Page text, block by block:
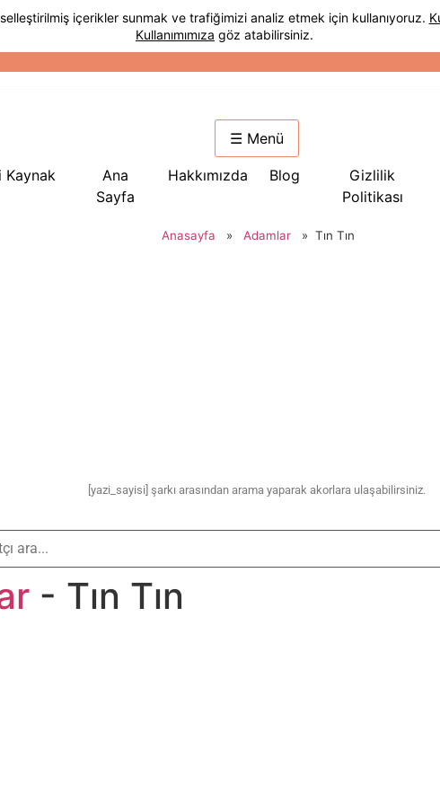
☰ Menü
Kaynak
Ana
Sayfa
Hakkımızda Blog
Gizlilik
Politikası
Anasayfa » Adamlar » Tın Tın
[yazi_sayisi] şarkı arasından arama yaparak akorlara ulaşabilirsiniz.
- Tın Tın